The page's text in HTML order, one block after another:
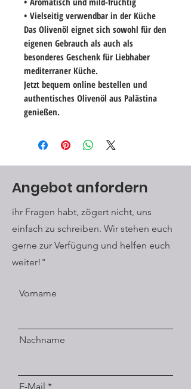
• Vielseitig verwendbar in der Küche
Das Olivenöl eignet sich sowohl für den
eigenen Gebrauch als auch als
besonderes Geschenk für Liebhaber
mediterraner Küche.
Jetzt bequem online bestellen und
authentisches Olivenöl aus Palästina
genießen.
Angebot anfordern
ihr Fragen habt, zögert nicht, uns
einfach zu schreiben. Wir stehen euch
gerne zur Verfügung und helfen euch
weiter!"
Vorname
Nachname
E-Mail